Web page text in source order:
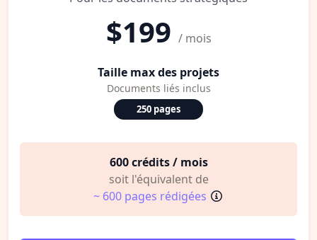
$199 / mois
Taille max des projets
Documents liés inclus
250 pages
600 crédits / mois
soit l'équivalent de
~ 600 pages rédigées